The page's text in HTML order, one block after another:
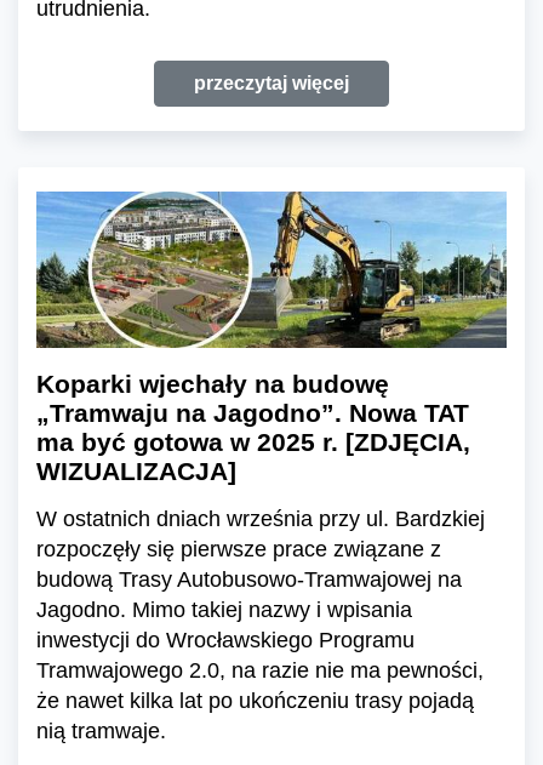
utrudnienia.
przeczytaj więcej
Koparki wjechały na budowę
„Tramwaju na Jagodno”. Nowa TAT
ma być gotowa w 2025 r. [ZDJĘCIA,
WIZUALIZACJA]
W ostatnich dniach września przy ul. Bardzkiej
rozpoczęły się pierwsze prace związane z
budową Trasy Autobusowo-Tramwajowej na
Jagodno. Mimo takiej nazwy i wpisania
inwestycji do Wrocławskiego Programu
Tramwajowego 2.0, na razie nie ma pewności,
że nawet kilka lat po ukończeniu trasy pojadą
nią tramwaje.